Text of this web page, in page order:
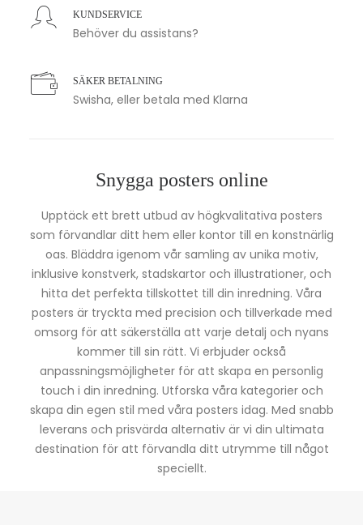
KUNDSERVICE
Behöver du assistans?
SÄKER BETALNING
Swisha, eller betala med Klarna
Snygga posters online
Upptäck ett brett utbud av högkvalitativa posters
som förvandlar ditt hem eller kontor till en konstnärlig
oas. Bläddra igenom vår samling av unika motiv,
inklusive konstverk, stadskartor och illustrationer, och
hitta det perfekta tillskottet till din inredning. Våra
posters är tryckta med precision och tillverkade med
omsorg för att säkerställa att varje detalj och nyans
kommer till sin rätt. Vi erbjuder också
anpassningsmöjligheter för att skapa en personlig
touch i din inredning. Utforska våra kategorier och
skapa din egen stil med våra posters idag. Med snabb
leverans och prisvärda alternativ är vi din ultimata
destination för att förvandla ditt utrymme till något
speciellt.